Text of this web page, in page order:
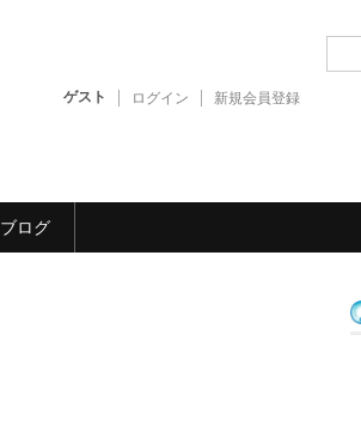
ゲスト ログイン 新規会員登録
ブログ